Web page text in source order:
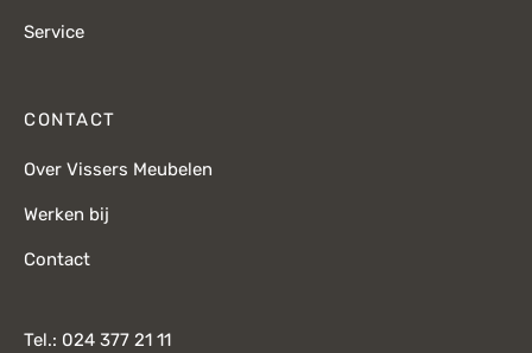
Service
CONTACT
Over Vissers Meubelen
Werken bij
Contact
Tel.: 024 377 21 11